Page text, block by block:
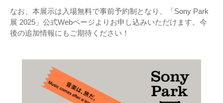
なお、本展示は入場無料で事前予約制となり、「Sony Park
展 2025」公式Webページよりお申し込みいただけます。今
後の追加情報にもご期待ください！